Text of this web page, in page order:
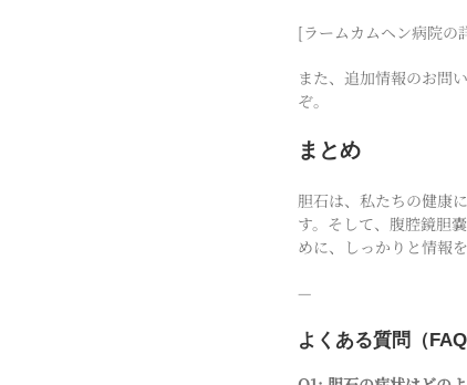
[ラームカムヘン病院
また、追加情報のお問
ぞ。
まとめ
胆石は、私たちの健康
す。そして、腹腔鏡胆
めに、しっかりと情報
—
よくある質問（FAQ